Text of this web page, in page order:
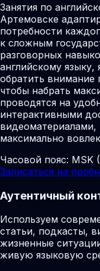
Занятия по
Артемовске
потребности
к сложным
разговорных
английскому
обратить внимание
чтобы набрать
проводятся на
интерактивными
видеоматериалами,
максимально
Часовой пояс: MSK
Записаться на
Аутентичный
Используем
статьи, подкасты,
жизненные
живую языковую